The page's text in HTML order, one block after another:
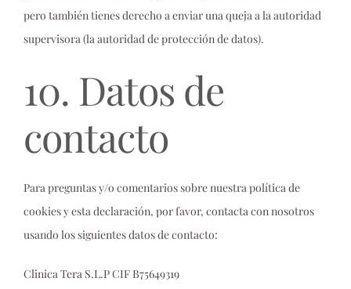
pero también tienes derecho a enviar una queja a la autoridad
supervisora (la autoridad de protección de datos).
10. Datos de
contacto
Para preguntas y/o comentarios sobre nuestra política de
cookies y esta declaración, por favor, contacta con nosotros
usando los siguientes datos de contacto:
Clinica Tera S.L.P CIF B75649319